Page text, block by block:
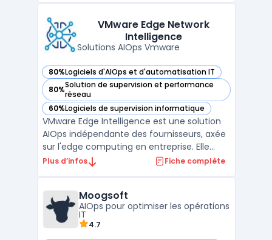
nativement à Power BI pour fournir des
tableaux de bord précis ...
VMware Edge Network
Intelligence
Solutions AIOps Vmware
80%Logiciels d'AIOps et d'automatisation IT
— voir VMware Edge Network Intelligence dans cette
80%Solution de supervision et performance
réseau
— voir VMware Edge Network Intelligence dans cette
60%Logiciels de supervision informatique
— voir VMware Edge Network Intelligence dans cette
VMware Edge Intelligence est une solution
AIOps indépendante des fournisseurs, axée
sur l'edge computing en entreprise. Elle
assure la performance, la sécurité et
fil et filaires, le SD-WAN et le SASE.La solut ...
Plus d’infos Fiche complète
Moogsoft
AIOps pour optimiser les opérations
IT
4.7